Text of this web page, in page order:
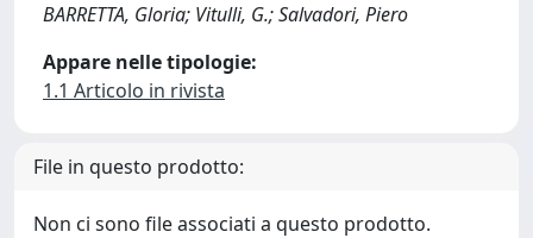
BARRETTA, Gloria; Vitulli, G.; Salvadori, Piero
Appare nelle tipologie:
1.1 Articolo in rivista
File in questo prodotto:
Non ci sono file associati a questo prodotto.